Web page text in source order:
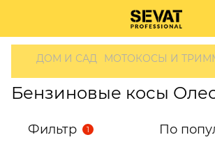
ДОМ И САД МОТОКОСЫ И
Бензиновые косы
Фильтр 1 По